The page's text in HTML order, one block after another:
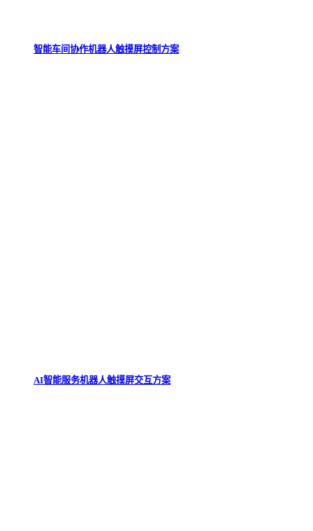
智能车间协作机器人触摸屏控制方案
AI智能服务机器人触摸屏交互方案